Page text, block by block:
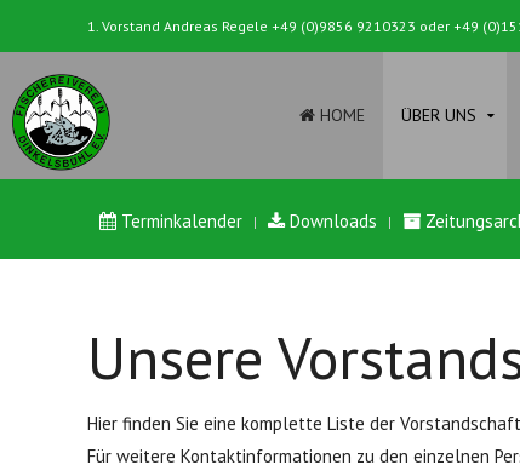
1. Vorstand Andreas Regele +49 (0)9856 9210323 oder +49
HOME ÜBER UNS
Terminkalender Downloads
Unsere
Hier finden Sie eine komplette Liste der
Für weitere Kontaktinformationen zu den einzelnen